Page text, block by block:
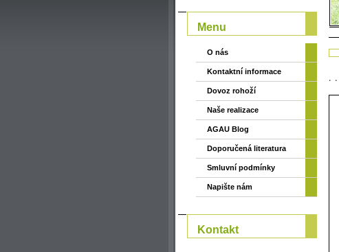
Menu
O nás
Kontaktní informace
Dovoz rohoží
Naše realizace
AGAU Blog
Doporučená literatura
Smluvní podmínky
Napište nám
Kontakt